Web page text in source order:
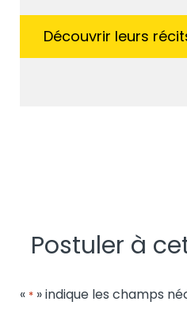
Découvrir leurs
Postuler à
« * » indique les champs